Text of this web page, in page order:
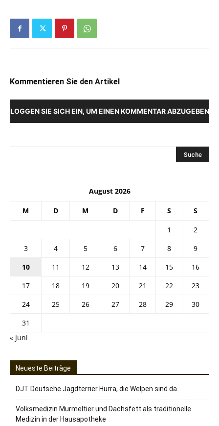
Kommentieren Sie den Artikel
LOGGEN SIE SICH EIN, UM EINEN KOMMENTAR ABZUGEBEN
August 2026
M D M D F S S
1
2
3
4 5 6 7 8
9
10
11 12 13 14 15
16
17
18 19 20 21 22
23
24
25 26 27 28 29
30
31
« Juni
Neueste Beiträge
DJT Deutsche Jagdterrier Hurra, die Welpen sind da
Volksmedizin Murmeltier und Dachsfett als traditionelle
Medizin in der Hausapotheke